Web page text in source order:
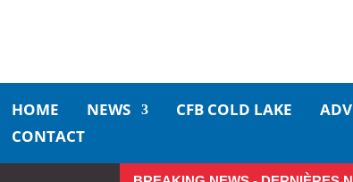
HOME NEWS CFB COLD LAKE
CONTACT